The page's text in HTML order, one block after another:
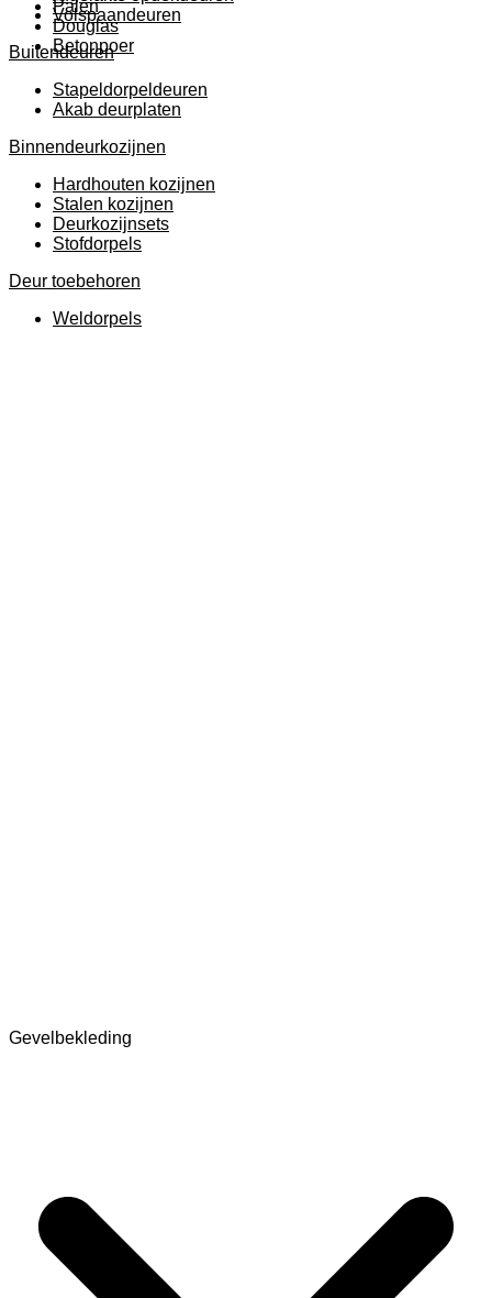
Palen
Douglas
Betonpoer
Volspaandeuren
Buitendeuren
Stapeldorpeldeuren
Akab deurplaten
Binnendeurkozijnen
Hardhouten kozijnen
Stalen kozijnen
Deurkozijnsets
Stofdorpels
Deur toebehoren
Weldorpels
Gevelbekleding